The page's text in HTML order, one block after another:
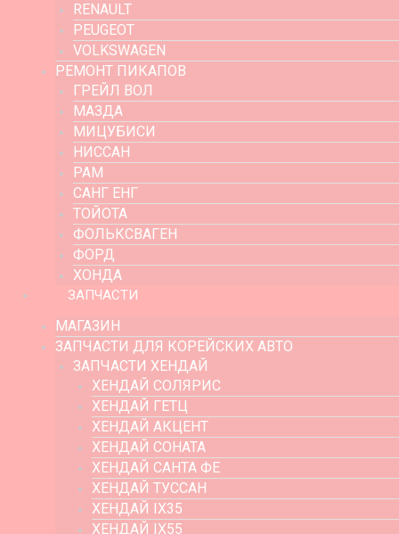
RENAULT
PEUGEOT
VOLKSWAGEN
РЕМОНТ ПИКАПОВ
ГРЕЙЛ ВОЛ
МАЗДА
МИЦУБИСИ
НИССАН
РАМ
САНГ ЕНГ
ТОЙОТА
ФОЛЬКСВАГЕН
ФОРД
ХОНДА
ЗАПЧАСТИ
МАГАЗИН
ЗАПЧАСТИ ДЛЯ КОРЕЙСКИХ АВТО
ЗАПЧАСТИ ХЕНДАЙ
ХЕНДАЙ СОЛЯРИС
ХЕНДАЙ ГЕТЦ
ХЕНДАЙ АКЦЕНТ
ХЕНДАЙ СОНАТА
ХЕНДАЙ САНТА ФЕ
ХЕНДАЙ ТУССАН
ХЕНДАЙ IX35
ХЕНДАЙ IX55